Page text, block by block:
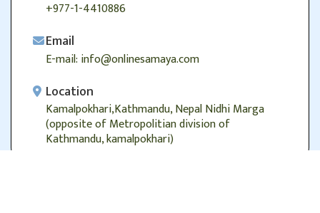
+977-1-4410886
Email
E-mail: info@onlinesamaya.com
Location
Kamalpokhari,Kathmandu, Nepal Nidhi Marga
(opposite of Metropolitian division of
Kathmandu, kamalpokhari)